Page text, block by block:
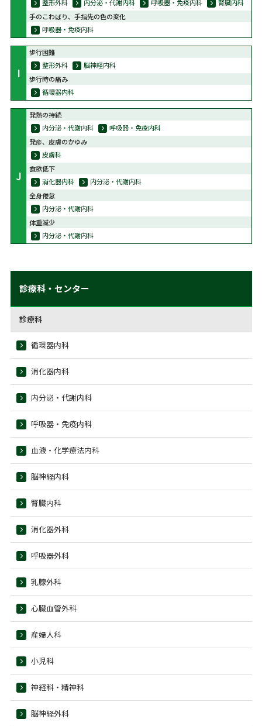
整形外科 内分泌・代謝内科 呼吸器・免疫内科
腎臓内科
手のこわばり、手指先の色の変化
呼吸器・免疫内科
I
歩行困難
整形外科
脳神経内科
歩行時の痛み
循環器内科
J
発熱の持続
内分泌・代謝内科
呼吸器・免疫内科
発疹、皮膚のかゆみ
皮膚科
食欲低下
消化器内科
内分泌・代謝内科
全身倦怠
内分泌・代謝内科
体重減少
内分泌・代謝内科
診療科・センター
診療科
循環器内科
消化器内科
内分泌・代謝内科
呼吸器・免疫内科
血液・化学療法内科
脳神経内科
腎臓内科
消化器外科
呼吸器外科
乳腺外科
心臓血管外科
産婦人科
小児科
神経科・精神科
脳神経外科